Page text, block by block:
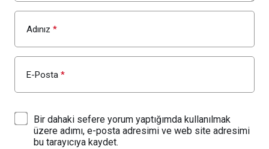
Adınız *
E-Posta *
Bir dahaki sefere yorum yaptığımda kullanılmak
üzere adımı, e-posta adresimi ve web site adresimi
bu tarayıcıya kaydet.